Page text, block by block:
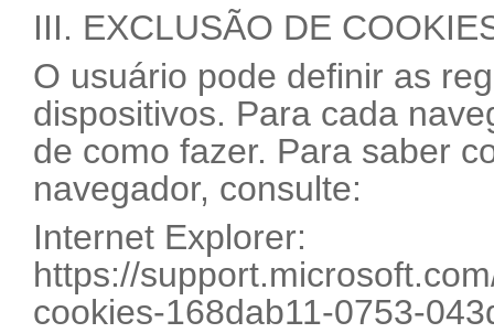
III. EXCLUSÃO DE
O usuário pode definir as
dispositivos. Para cada
de como fazer. Para saber
navegador, consulte:
Internet Explorer:
https://
cookies-168dab11-0753-